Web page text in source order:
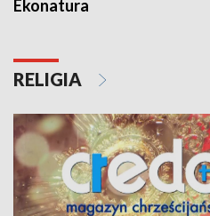
Ekonatura
RELIGIA